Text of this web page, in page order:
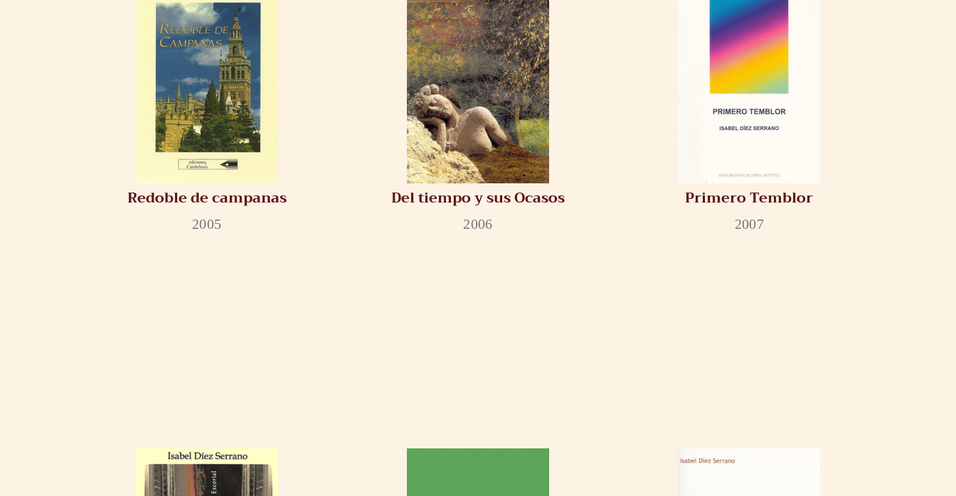
Redoble de campanas
2005
Del tiempo y sus Ocasos
2006
Primero Temblor
2007